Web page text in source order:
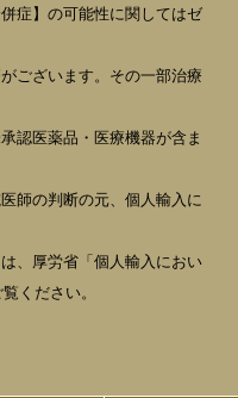
症】の可能性に関してはゼ
ございます。その一部治療
認医薬品・医療機器が含ま
師の判断の元、個人輸入に
、厚労省「個人輸入におい
ください。